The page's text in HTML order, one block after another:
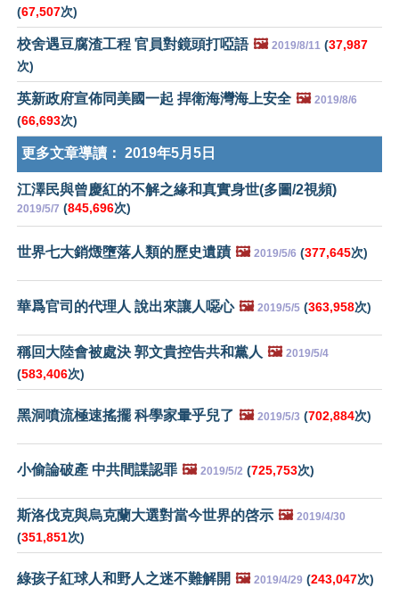
(67,507次)
校舍遇豆腐渣工程 官員對鏡頭打啞語 🖼️ 2019/8/11 (37,987
次)
英新政府宣佈同美國一起 捍衛海灣海上安全 🖼️ 2019/8/6
(66,693次)
更多文章導讀： 2019年5月5日
江澤民與曾慶紅的不解之緣和真實身世(多圖/2視頻)
2019/5/7 (845,696次)
世界七大銷燬墮落人類的歷史遺蹟 🖼️ 2019/5/6 (377,645次)
華爲官司的代理人 說出來讓人噁心 🖼️ 2019/5/5 (363,958次)
稱回大陸會被處決 郭文貴控告共和黨人 🖼️ 2019/5/4
(583,406次)
黑洞噴流極速搖擺 科學家暈乎兒了 🖼️ 2019/5/3 (702,884次)
小偷論破產 中共間諜認罪 🖼️ 2019/5/2 (725,753次)
斯洛伐克與烏克蘭大選對當今世界的啓示 🖼️ 2019/4/30
(351,851次)
綠孩子紅球人和野人之迷不難解開 🖼️ 2019/4/29 (243,047次)